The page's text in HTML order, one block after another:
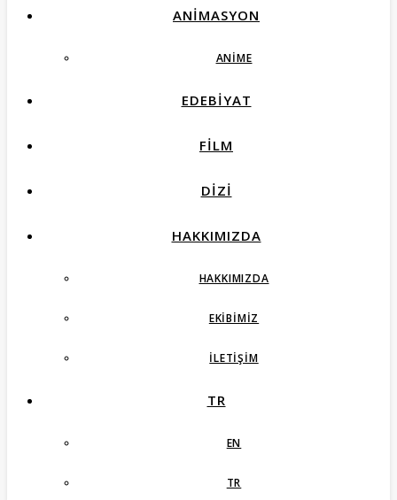
ANIMASYON
ANIME
EDEBIYAT
FILM
DIZI
HAKKIMIZDA
HAKKIMIZDA
EKIBIMIZ
İLETIŞIM
TR
EN
TR